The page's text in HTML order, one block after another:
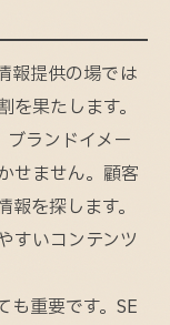
報提供の場では
果たします。
ブランドイメー
せません。顧客
を探します。
すいコンテンツ
も重要です。SE